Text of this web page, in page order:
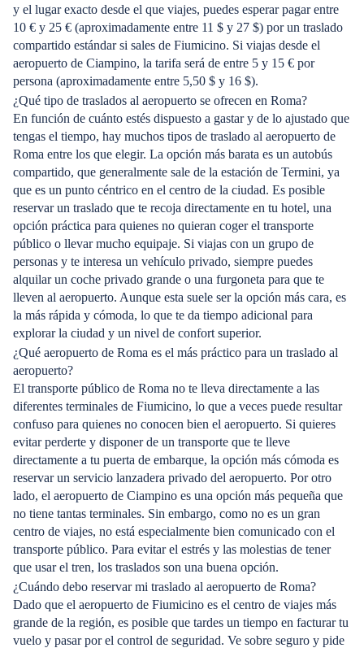
y el lugar exacto desde el que viajes, puedes esperar pagar entre
10 € y 25 € (aproximadamente entre 11 $ y 27 $) por un traslado
compartido estándar si sales de Fiumicino. Si viajas desde el
aeropuerto de Ciampino, la tarifa será de entre 5 y 15 € por
persona (aproximadamente entre 5,50 $ y 16 $).
¿Qué tipo de traslados al aeropuerto se ofrecen en Roma?
En función de cuánto estés dispuesto a gastar y de lo ajustado que
tengas el tiempo, hay muchos tipos de traslado al aeropuerto de
Roma entre los que elegir. La opción más barata es un autobús
compartido, que generalmente sale de la estación de Termini, ya
que es un punto céntrico en el centro de la ciudad. Es posible
reservar un traslado que te recoja directamente en tu hotel, una
opción práctica para quienes no quieran coger el transporte
público o llevar mucho equipaje. Si viajas con un grupo de
personas y te interesa un vehículo privado, siempre puedes
alquilar un coche privado grande o una furgoneta para que te
lleven al aeropuerto. Aunque esta suele ser la opción más cara, es
la más rápida y cómoda, lo que te da tiempo adicional para
explorar la ciudad y un nivel de confort superior.
¿Qué aeropuerto de Roma es el más práctico para un traslado al
aeropuerto?
El transporte público de Roma no te lleva directamente a las
diferentes terminales de Fiumicino, lo que a veces puede resultar
confuso para quienes no conocen bien el aeropuerto. Si quieres
evitar perderte y disponer de un transporte que te lleve
directamente a tu puerta de embarque, la opción más cómoda es
reservar un servicio lanzadera privado del aeropuerto. Por otro
lado, el aeropuerto de Ciampino es una opción más pequeña que
no tiene tantas terminales. Sin embargo, como no es un gran
centro de viajes, no está especialmente bien comunicado con el
transporte público. Para evitar el estrés y las molestias de tener
que usar el tren, los traslados son una buena opción.
¿Cuándo debo reservar mi traslado al aeropuerto de Roma?
Dado que el aeropuerto de Fiumicino es el centro de viajes más
grande de la región, es posible que tardes un tiempo en facturar tu
vuelo y pasar por el control de seguridad. Ve sobre seguro y pide